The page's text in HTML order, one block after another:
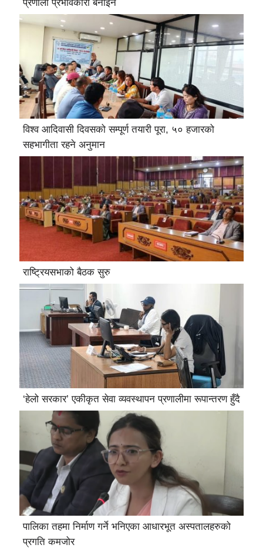
प्रणाली प्रभावकारी बनाइने
विश्व आदिवासी दिवसको सम्पूर्ण तयारी पूरा, ५० हजारको
सहभागीता रहने अनुमान
राष्ट्रियसभाको बैठक सुरु
‘हेलो सरकार’ एकीकृत सेवा व्यवस्थापन प्रणालीमा रूपान्तरण हुँदै
पालिका तहमा निर्माण गर्ने भनिएका आधारभूत अस्पतालहरुको
प्रगति कमजोर